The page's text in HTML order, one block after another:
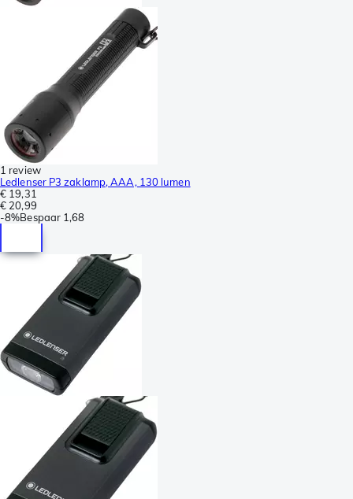
1 review
Ledlenser P3 zaklamp, AAA, 130 lumen
€ 19,31
€ 20,99
-8%Bespaar 1,68